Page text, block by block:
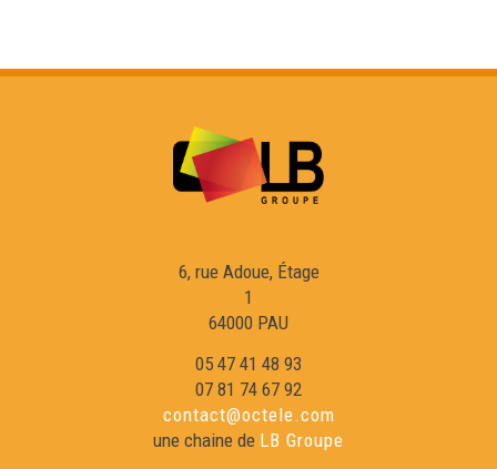
ÒC Kay - Los mots viatjaires
ÒC Kay - Lo rugbi
ÒC Kay - L'orientacion
ÒC Kay - L'ostau
6, rue Adoue, Étage
1
64000 PAU
05 47 41 48 93
07 81 74 67 92
contact@octele.com
une chaine de LB Groupe